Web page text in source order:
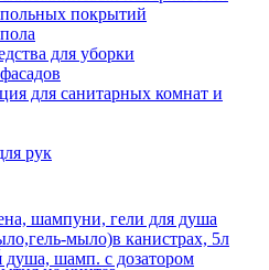
покрытий
для уборки
для санитарных комнат и
рук
шампуни, гели для душа
мыло)в канистрах, 5л
шамп. с дозатором